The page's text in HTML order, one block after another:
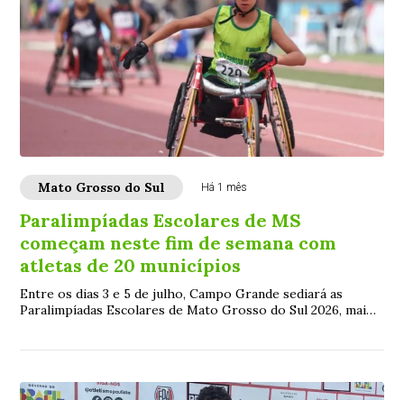
Mato Grosso do Sul Há 1 mês
Paralimpíadas Escolares de MS
começam neste fim de semana com
atletas de 20 municípios
Entre os dias 3 e 5 de julho, Campo Grande sediará as
Paralimpíadas Escolares de Mato Grosso do Sul 2026, maior